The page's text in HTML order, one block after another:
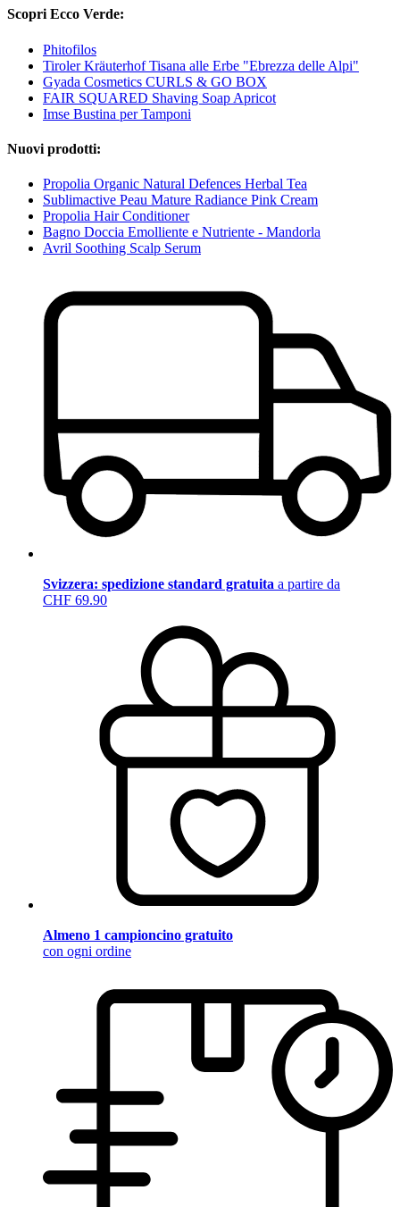
Scopri Ecco Verde:
Phitofilos
Tiroler Kräuterhof Tisana alle Erbe "Ebrezza delle Alpi"
Gyada Cosmetics CURLS & GO BOX
FAIR SQUARED Shaving Soap Apricot
Imse Bustina per Tamponi
Nuovi prodotti:
Propolia Organic Natural Defences Herbal Tea
Sublimactive Peau Mature Radiance Pink Cream
Propolia Hair Conditioner
Bagno Doccia Emolliente e Nutriente - Mandorla
Avril Soothing Scalp Serum
Svizzera: spedizione standard gratuita a partire da
CHF 69.90
Almeno 1 campioncino gratuito
con ogni ordine